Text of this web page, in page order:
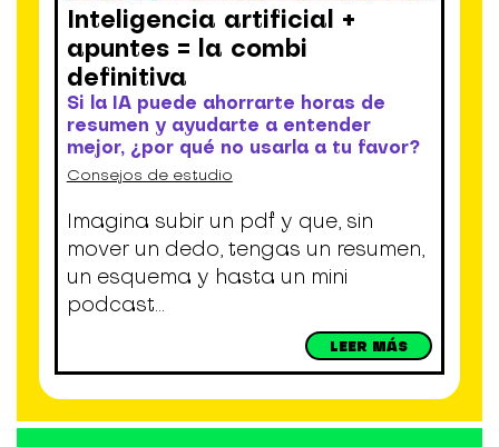
Inteligencia artificial +
apuntes = la combi
definitiva
Si la IA puede ahorrarte horas de
resumen y ayudarte a entender
mejor, ¿por qué no usarla a tu favor?
Consejos de estudio
Imagina subir un pdf y que, sin
mover un dedo, tengas un resumen,
un esquema y hasta un mini
podcast...
LEER MÁS